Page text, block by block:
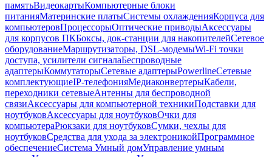
памятьВидеокартыКомпьютерные блоки
питанияМатеринские платыСистемы охлажденияКорпуса для
компьютеровПроцессорыОптические приводыАксессуары
для корпусов ПКБоксы, док-станции для накопителейСетевое
оборудованиеМаршрутизаторы, DSL-модемыWi-Fi точки
доступа, усилители сигналаБеспроводные
адаптерыКоммутаторыСетевые адаптерыPowerlineСетевые
комплектующиеIP-телефонияМедиаконвертерыКабели,
переходники сетевыеАнтенны для беспроводной
связиАксессуары для компьютерной техникиПодставки для
ноутбуковАксессуары для ноутбуковОчки для
компьютераРюкзаки для ноутбуковСумки, чехлы для
ноутбуковСредства для ухода за электроникойПрограммное
обеспечениеСистема Умный домУправление умным